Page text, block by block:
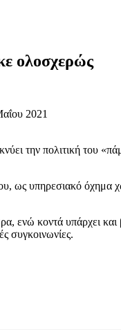
ολοσχερώς
την πολιτική του
ως υπηρεσιακό όχημα
ενώ κοντά υπάρχει
συγκοινωνίες.